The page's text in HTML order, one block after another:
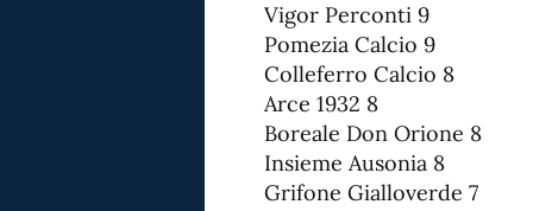
Vigor Perconti 9
Pomezia Calcio 9
Colleferro Calcio 8
Arce 1932 8
Boreale Don Orione 8
Insieme Ausonia 8
Grifone Gialloverde 7